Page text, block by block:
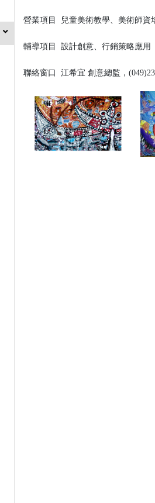
營業項目 兒童美術教學、美術師資
輔導項目 設計創意、行銷策略應用
聯絡窗口 江希宜 創意總監，